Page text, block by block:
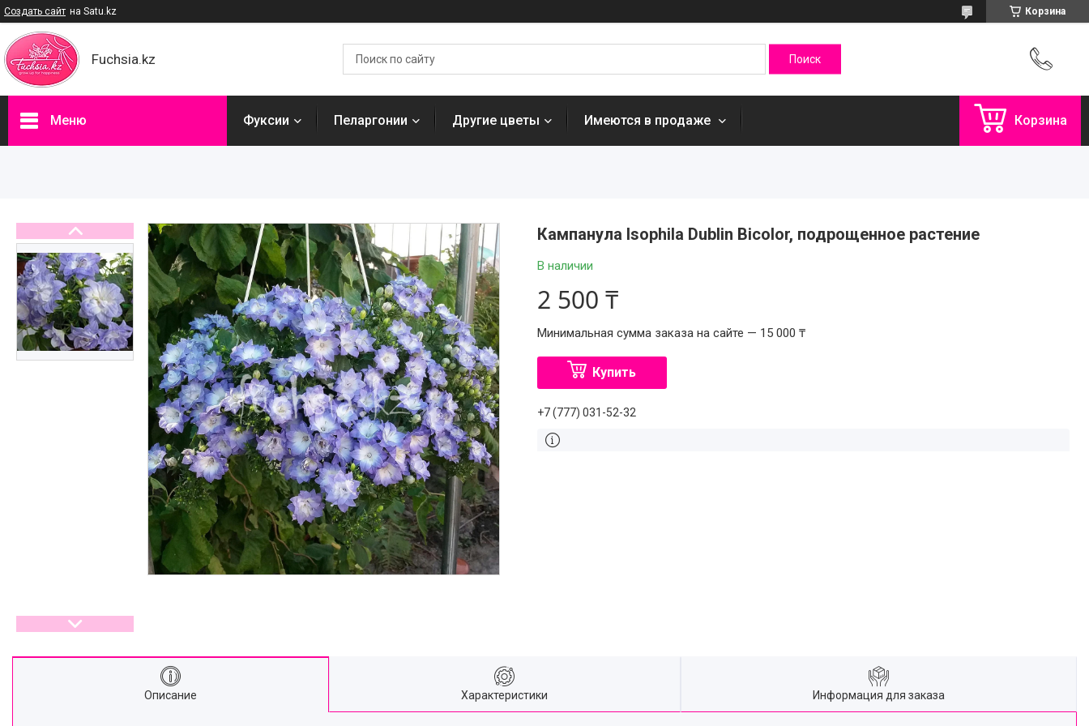
Создать сайт на Satu.kz Корзина
Fuchsia.kz
Меню Фуксии Пеларгонии Другие цветы Имеются в продаже Корзина
Кампанула Isophila Dublin Bicolor, подрощенное растение
В наличии
2 500 ₸
Минимальная сумма заказа на сайте — 15 000 ₸
Купить
+7 (777) 031-52-32
Описание Характеристики Информация для заказа